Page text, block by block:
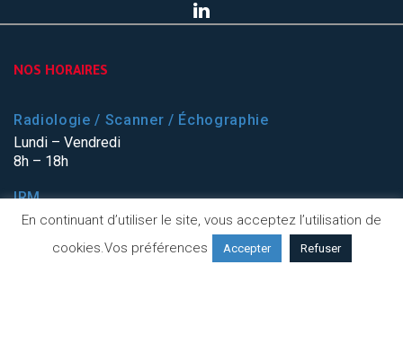
NOS HORAIRES
Radiologie / Scanner / Échographie
Lundi – Vendredi
8h – 18h
IRM
Lundi – Vendredi
En continuant d’utiliser le site, vous acceptez l’utilisation de
cookies.Vos préférences Accepter Refuser